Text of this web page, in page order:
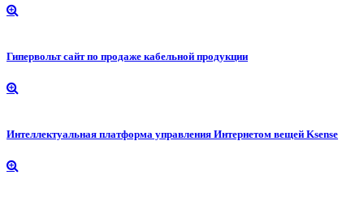
Гипервольт сайт по продаже кабельной продукции
Интеллектуальная платформа управления Интернетом вещей Ksense